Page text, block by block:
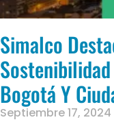
Simalco
Bogotá Y
Septiembre 17, 2024